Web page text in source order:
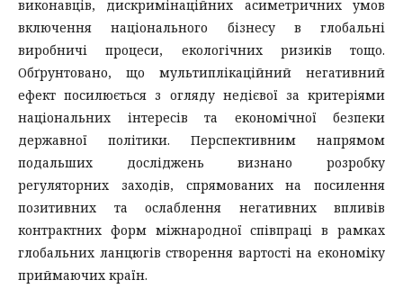
виконавців, дискримінаційних асиметричних умов
включення національного бізнесу в глобальні
виробничі процеси, екологічних ризиків тощо.
Обґрунтовано, що мультиплікаційний негативний
ефект посилюється з огляду недієвої за критеріями
національних інтересів та економічної безпеки
державної політики. Перспективним напрямом
подальших досліджень визнано розробку
регуляторних заходів, спрямованих на посилення
позитивних та ослаблення негативних впливів
контрактних форм міжнародної співпраці в рамках
глобальних ланцюгів створення вартості на економіку
приймаючих країн.